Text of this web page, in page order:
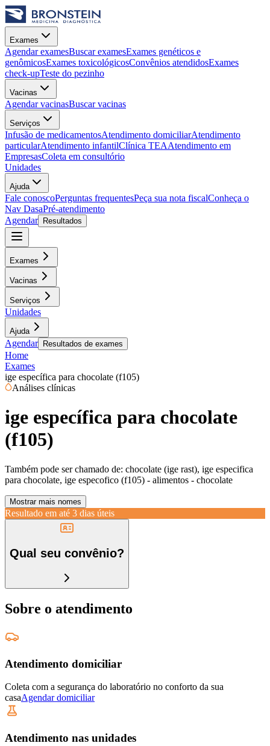
Exames
Agendar examesBuscar examesExames genéticos e
genômicosExames toxicológicosConvênios atendidosExames
check-upTeste do pezinho
Vacinas
Agendar vacinasBuscar vacinas
Serviços
Infusão de medicamentosAtendimento domiciliarAtendimento
particularAtendimento infantilClínica TEAAtendimento em
EmpresasColeta em consultório
Unidades
Ajuda
Fale conoscoPerguntas frequentesPeça sua nota fiscalConheça o
Nav DasaPré-atendimento
Agendar
Resultados
Exames
Vacinas
Serviços
Unidades
Ajuda
Agendar Resultados de exames
Home
Exames
ige específica para chocolate (f105)
Análises clínicas
ige específica para chocolate
(f105)
Também pode ser chamado de: chocolate (ige rast), ige especifica
para chocolate, ige especofico (f105) - alimentos - chocolate
Mostrar mais nomes
Resultado em até 3 dias úteis
Qual seu convênio?
Sobre o atendimento
Atendimento domiciliar
Coleta com a segurança do laboratório no conforto da sua
casaAgendar domiciliar
Atendimento nas unidades